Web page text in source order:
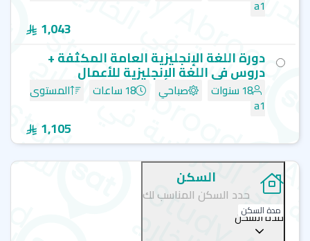
a1
1,043
دورة اللغة الإنجليزية العامة المكثفة +
دروس في اللغة الإنجليزية للأعمال
18 سنوات صباحي 18 ساعات المستوى
a1
1,105
السكن
حدد السكن المناسب لك
مدة السكن
مدة السكن